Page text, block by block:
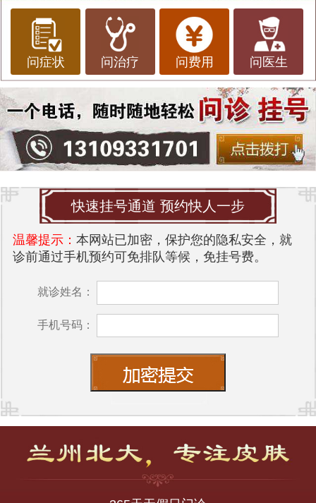
问症状 问治疗 问费用 问医生
快速挂号通道 预约快人一步
温馨提示： 本网站已加密，保护您的隐私安全，就
诊前通过手机预约可免排队等候，免挂号费。
就诊姓名：
手机号码：